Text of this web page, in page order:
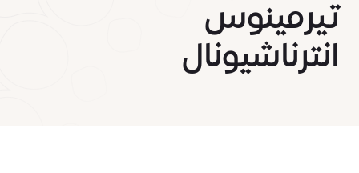
تيرمينوس
انترناشيونال